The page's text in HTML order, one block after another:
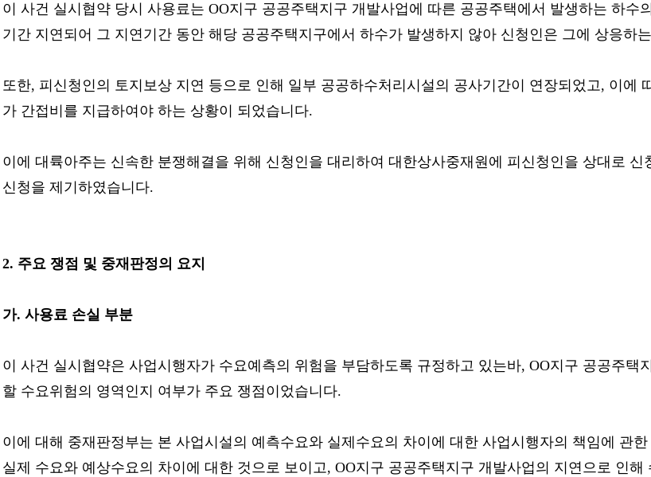
이 사건 실시협약 당시 사용료는 OO지구 공공주택지구 개발사업에 따른 공공주택에서 발생하는 하
기간 지연되어 그 지연기간 동안 해당 공공주택지구에서 하수가 발생하지 않아 신청인은 그에 상응하
또한, 피신청인의 토지보상 지연 등으로 인해 일부 공공하수처리시설의 공사기간이 연장되었고, 이에
가 간접비를 지급하여야 하는 상황이 되었습니다.
이에 대륙아주는 신속한 분쟁해결을 위해 신청인을 대리하여 대한상사중재원에 피신청인을 상대로
신청을 제기하였습니다.
2. 주요 쟁점 및 중재판정의 요지
가. 사용료 손실 부분
이 사건 실시협약은 사업시행자가 수요예측의 위험을 부담하도록 규정하고 있는바, OO지구 공공주
할 수요위험의 영역인지 여부가 주요 쟁점이었습니다.
이에 대해 중재판정부는 본 사업시설의 예측수요와 실제수요의 차이에 대한 사업시행자의 책임에 관
실제 수요와 예상수요의 차이에 대한 것으로 보이고, OO지구 공공주택지구 개발사업의 지연으로 인